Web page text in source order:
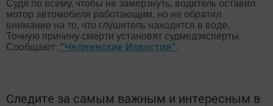
Судя по всему, чтобы не замерзнуть, водитель оставил
мотор автомобиля работающим, но не обратил
внимание на то, что глушитель находится в воде.
Точную причину смерти установят судмедэксперты.
Сообщают: "Челнинские Известия".
Следите за самым важным и интересным в